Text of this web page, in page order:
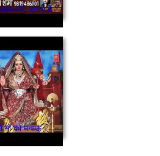
आज मोरे अंगना में
माँ को मनाऊ